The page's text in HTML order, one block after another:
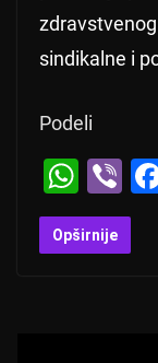
sindikalne i
Podeli
W
h
at
Vi
b
er
Opširnije